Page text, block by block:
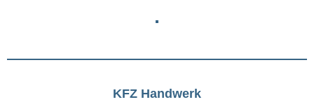
KFZ Handwerk